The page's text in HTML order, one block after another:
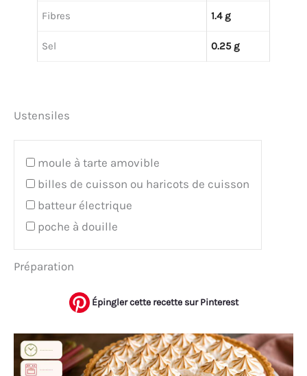
Fibres 1.4 g
Sel 0.25 g
Ustensiles
moule à tarte amovible
billes de cuisson ou haricots de cuisson
batteur électrique
poche à douille
Préparation
Épingler cette recette sur Pinterest